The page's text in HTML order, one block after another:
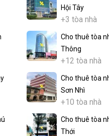
Hội Tây
+3 tòa nhà
Cho thuê tòa
Thông
+12 tòa nhà
Cho thuê tòa
Sơn Nhì
+10 tòa nhà
Cho thuê tòa
Thới